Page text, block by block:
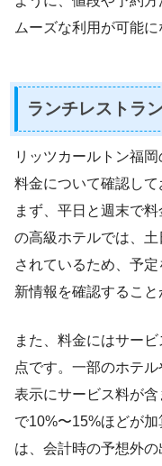
ムーズな利用が可能に
ランチレストラ
リッツカールトン福
料金について確認して
まず、平日と週末で
の高級ホテルでは、
されているため、予
新情報を確認すること
また、料金にはサー
点です。一部のホテ
表示にサービス料が
で10%〜15%ほどが
は、会計時の予想外